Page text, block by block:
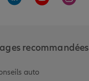
recommandées
auto